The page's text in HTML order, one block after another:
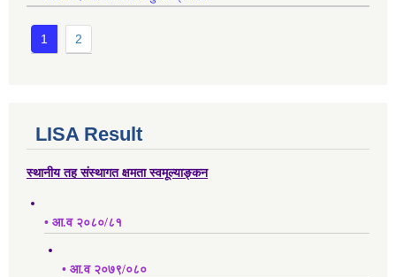
1 2
LISA Result
स्थानीय तह संस्थागत क्षमता स्वमूल्याङ्कन
• आ.व २०८०/८१
• आ.व २०७९/०८०